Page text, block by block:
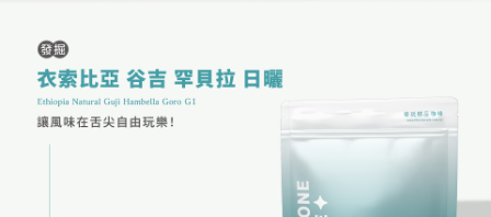
１．透過由恩沛科技股份有限公司提供之「AFTEE先享後付」服務完成之交
易，需依本服務之必要範圍內提供個人資料，並將交易相關給付款項請求債
權轉讓予恩沛科技股份有限公司。
２．關於個人資料處理事宜，請瀏覽以下網址：
https://aftee.tw/terms/#terms3
３．未成年的使用者請事先徵得法定代理人或監護人之同意方可使用
「AFTEE先享後付」，若未經同意申辦者引起之損失，本公司不負相關責
４．使用「AFTEE先享後付」時，將依據個別帳號之用戶狀況，依本公司即
每筆NT$100，滿NT$1,200(含以上)免運費
離島宅配
每筆NT$200